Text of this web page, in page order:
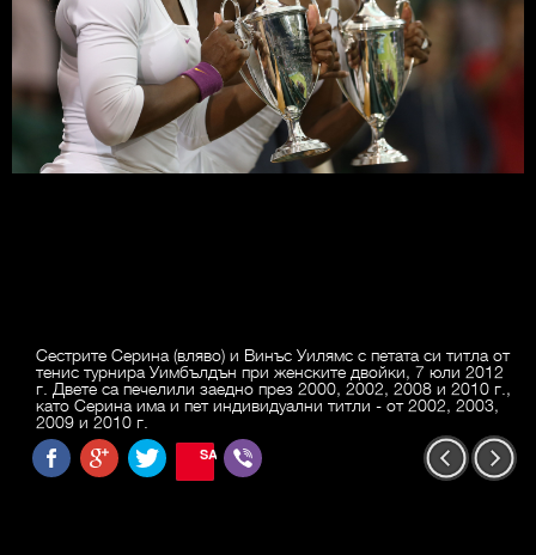
Сестрите Серина (вляво) и Винъс Уилямс с петата си титла от
тенис турнира Уимбълдън при женските двойки, 7 юли 2012
г. Двете са печелили заедно през 2000, 2002, 2008 и 2010 г.,
като Серина има и пет индивидуални титли - от 2002, 2003,
2009 и 2010 г.
SAVE